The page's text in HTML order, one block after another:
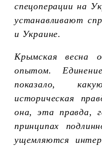
спецоперации на
устанавливают
и Украине.
Крымская весна
опытом.
показало,
историческая
она, эта правда,
принципах
ущемляются